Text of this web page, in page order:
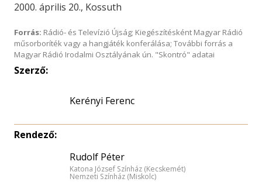
2000. április 20., Kossuth
Forrás: Rádió- és Televízió Újság; Kiegészítésként Magyar Rádió
műsorboríték vagy a hangjáték konferálása; További forrás a
Magyar Rádió Irodalmi Osztályának ún. "Skontró" adatai
Szerző:
Kerényi Ferenc
Rendező:
Rudolf Péter
Katona József Színház (Kecskemét)
Nemzeti Színház (Miskolc)